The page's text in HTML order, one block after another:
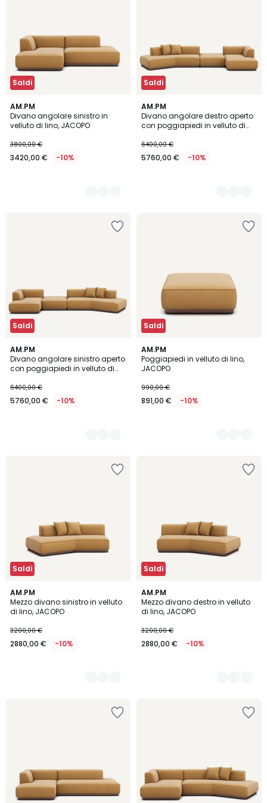
Saldi
AM.PM
Divano angolare sinistro in
velluto di lino, JACOPO
3800,00 €
3420,00 € -10%
5
Colori
Saldi
AM.PM
Divano angolare destro aperto
con poggiapiedi in velluto di
6400,00 €
5760,00 € -10%
5
Colori
Saldi
AM.PM
Divano angolare sinistro aperto
con poggiapiedi in velluto di
6400,00 €
5760,00 € -10%
5
Colori
Saldi
AM.PM
Poggiapiedi in velluto di lino,
JACOPO
990,00 €
891,00 € -10%
5
Colori
Saldi
AM.PM
Mezzo divano sinistro in velluto
di lino, JACOPO
3200,00 €
2880,00 € -10%
5
Colori
Saldi
AM.PM
Mezzo divano destro in velluto
di lino, JACOPO
3200,00 €
2880,00 € -10%
5
Colori